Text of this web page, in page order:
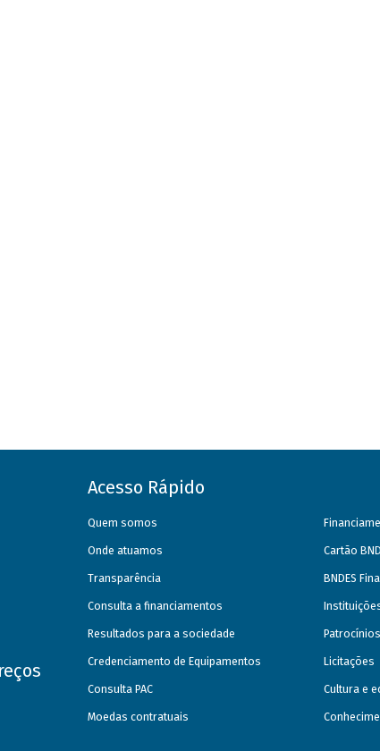
Acesso Rápido
Quem somos
Onde atuamos
Transparência
Consulta a financiamentos
Resultados para a sociedade
Credenciamento de Equipamentos
Consulta PAC
Moedas contratuais
Cartão
BNDES
Patrocínios
Licitações
Cultura e